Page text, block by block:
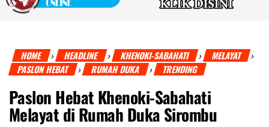
HOME › HEADLINE › KHENOKI-SABAHATI › MELAYAT ›
PASLON HEBAT › RUMAH DUKA › TRENDING
Paslon Hebat Khenoki-Sabahati
Melayat di Rumah Duka Sirombu